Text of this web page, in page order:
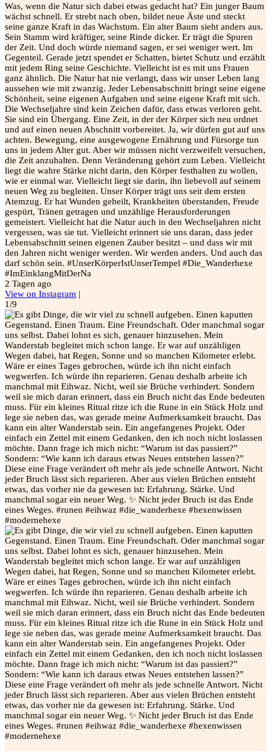
Was, wenn die Natur sich dabei etwas gedacht hat? Ein junger Baum
wächst schnell. Er strebt nach oben, bildet neue Äste und steckt
seine ganze Kraft in das Wachstum. Ein alter Baum sieht anders aus.
Sein Stamm wird kräftiger, seine Rinde dicker. Er trägt die Spuren
der Zeit. Und doch würde niemand sagen, er sei weniger wert. Im
Gegenteil. Gerade jetzt spendet er Schatten, bietet Schutz und erzählt
mit jedem Ring seine Geschichte. Vielleicht ist es mit uns Frauen
ganz ähnlich. Die Natur hat nie verlangt, dass wir unser Leben lang
aussehen wie mit zwanzig. Jeder Lebensabschnitt bringt seine eigene
Schönheit, seine eigenen Aufgaben und seine eigene Kraft mit sich.
Die Wechseljahre sind kein Zeichen dafür, dass etwas verloren geht.
Sie sind ein Übergang. Eine Zeit, in der der Körper sich neu ordnet
und auf einen neuen Abschnitt vorbereitet. Ja, wir dürfen gut auf uns
achten. Bewegung, eine ausgewogene Ernährung und Fürsorge tun
uns in jedem Alter gut. Aber wir müssen nicht verzweifelt versuchen,
die Zeit anzuhalten. Denn Veränderung gehört zum Leben. Vielleicht
liegt die wahre Stärke nicht darin, den Körper festhalten zu wollen,
wie er einmal war. Vielleicht liegt sie darin, ihn liebevoll auf seinem
neuen Weg zu begleiten. Unser Körper trägt uns seit dem ersten
Atemzug. Er hat Wunden geheilt, Krankheiten überstanden, Freude
gespürt, Tränen getragen und unzählige Herausforderungen
gemeistert. Vielleicht hat die Natur auch in den Wechseljahren nicht
vergessen, was sie tut. Vielleicht erinnert sie uns daran, dass jeder
Lebensabschnitt seinen eigenen Zauber besitzt – und dass wir mit
den Jahren nicht weniger werden. Wir werden anders. Und auch das
darf schön sein. #UnserKörperIstUnserTempel #Die_Wanderhexe
#ImEinklangMitDerNa
2 Tagen ago
View on Instagram |
1/9